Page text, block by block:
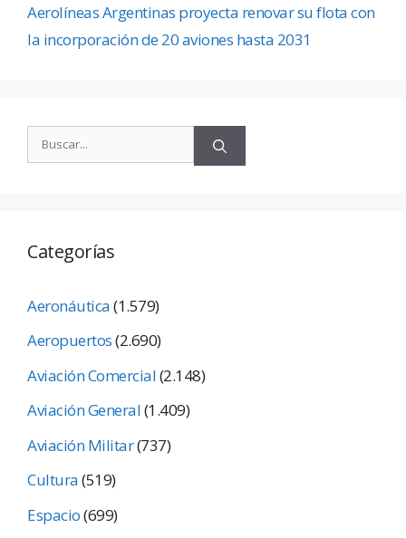
Aerolíneas Argentinas proyecta renovar su flota con
la incorporación de 20 aviones hasta 2031
Categorías
Aeronáutica(1.579)
Aeropuertos(2.690)
Aviación Comercial(2.148)
Aviación General(1.409)
Aviación Militar(737)
Cultura(519)
Espacio(699)